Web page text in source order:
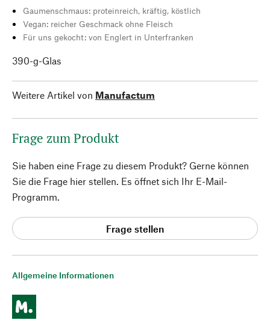
Allgemeine Informationen
Gaumenschmaus: proteinreich, kräftig, köstlich
Vegan: reicher Geschmack ohne Fleisch
Für uns gekocht: von Englert in Unterfranken
390-g-Glas
Weitere Artikel von Manufactum
Frage zum Produkt
Sie haben eine Frage zu diesem Produkt? Gerne können
Sie die Frage hier stellen. Es öffnet sich Ihr E-Mail-
Programm.
Frage stellen